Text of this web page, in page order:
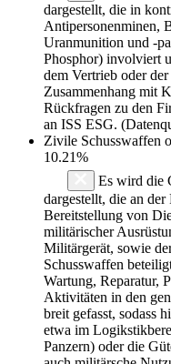
dargestellt, die in
Antipersonenminen,
Uranmunition und -
Phosphor) involviert
dem Vertrieb oder
Zusammenhang mit
Rückfragen zu den
an ISS ESG.
Zivile Schusswaffen
10.21%
Es wird die
dargestellt, die an
Bereitstellung von
militärischer
Militärgerät, sowie
Schusswaffen
Wartung, Reparatur,
Aktivitäten in den
breit gefasst, sodass
etwa im
Panzern) oder die